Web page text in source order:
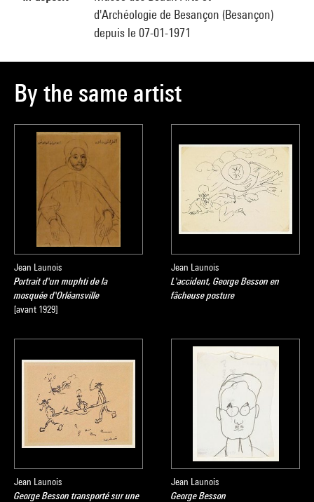
d'Archéologie de Besançon (Besançon)
depuis le 07-01-1971
By the same artist
Jean Launois
Portrait d'un muphti de la
mosquée d'Orléansville
[avant 1929]
Jean Launois
L'accident, George Besson en
fâcheuse posture
Jean Launois
George Besson transporté sur une
Jean Launois
George Besson